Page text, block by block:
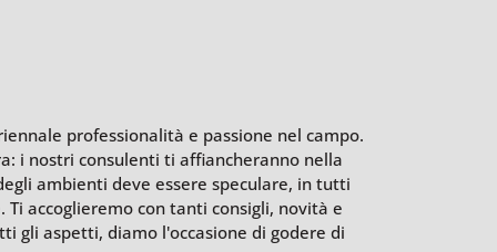
professionalità e passione nel campo.
i nostri consulenti ti affiancheranno nella
ambienti deve essere speculare, in tutti
accoglieremo con tanti consigli, novità e
gli aspetti, diamo l'occasione di godere di